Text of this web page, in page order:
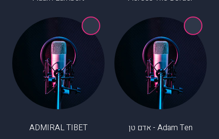
Adam Ten - אדם טן ADMIRAL TIBET